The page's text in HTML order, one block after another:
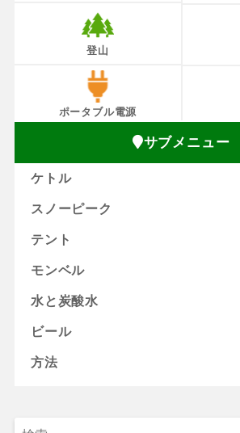
登山
ポータブル電源
サブメニュー
ケトル
スノーピーク
テント
モンベル
水と炭酸水
ビール
方法